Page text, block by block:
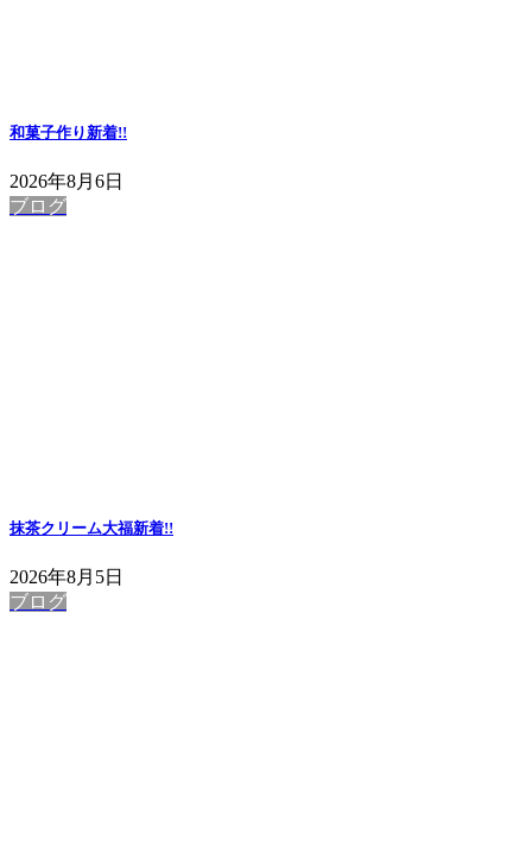
和菓子作り新着!!
2026年8月6日
ブログ
抹茶クリーム大福新着!!
2026年8月5日
ブログ